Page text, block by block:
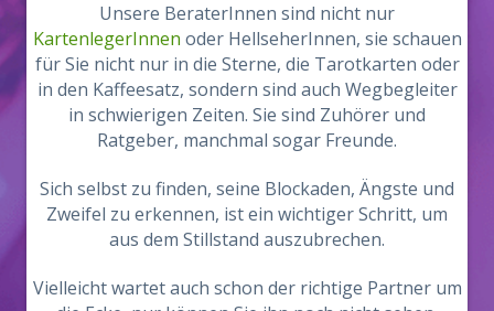
Unsere BeraterInnen sind nicht nur
KartenlegerInnen oder HellseherInnen, sie schauen
für Sie nicht nur in die Sterne, die Tarotkarten oder
in den Kaffeesatz, sondern sind auch Wegbegleiter
in schwierigen Zeiten. Sie sind Zuhörer und
Ratgeber, manchmal sogar Freunde.
Sich selbst zu finden, seine Blockaden, Ängste und
Zweifel zu erkennen, ist ein wichtiger Schritt, um
aus dem Stillstand auszubrechen.
Vielleicht wartet auch schon der richtige Partner um